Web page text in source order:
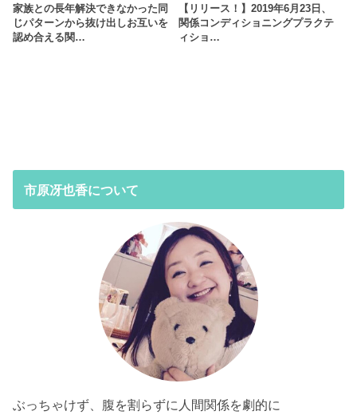
家族との長年解決できなかった同
じパターンから抜け出しお互いを
認め合える関…
【リリース！】2019年6月23日、
関係コンディショニングプラクテ
ィショ…
市原冴也香について
ぶっちゃけず、腹を割らずに人間関係を劇的に